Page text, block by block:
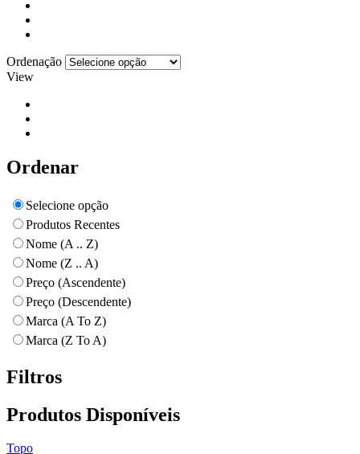
Ordenação
View
Ordenar
Selecione opção
Produtos Recentes
Nome (A .. Z)
Nome (Z .. A)
Preço (Ascendente)
Preço (Descendente)
Marca (A To Z)
Marca (Z To A)
Filtros
Produtos Disponíveis
Topo